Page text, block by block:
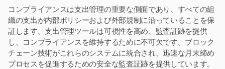
コンプライアンスは支出管理の重要な側面であり、すべての組
織の支出が内部ポリシーおよび外部規制に沿っていることを保
証します。支出管理ツールは可視性を高め、監査証跡を提供
し、コンプライアンスを維持するために不可欠です。ブロック
チェーン技術がこれらのシステムに統合され、迅速な月末締め
プロセスを促進するための安全な監査証跡を提供しています。